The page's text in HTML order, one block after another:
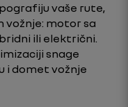
vaše rute,
motor sa
ili električni.
snage
i domet vožnje